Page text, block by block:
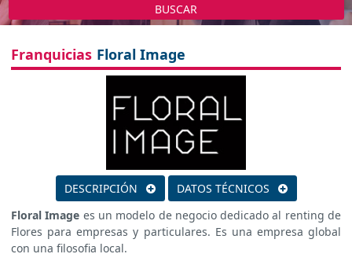
BUSCAR
Franquicias Floral Image
DESCRIPCIÓN
DATOS TÉCNICOS
Floral Image es un modelo de negocio dedicado al renting de
Flores para empresas y particulares. Es una empresa global
con una filosofia local.